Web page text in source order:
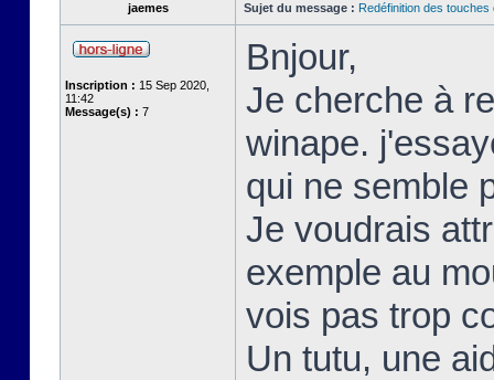
jaemes Sujet du message : Redéfinition des touches
Inscription : 15 Sep 2020,
11:42
Message(s) : 7
Bnjour,
Je cherche à
winape.
qui ne semble
Je voudrais
exemple au
vois pas trop
Un tutu, une